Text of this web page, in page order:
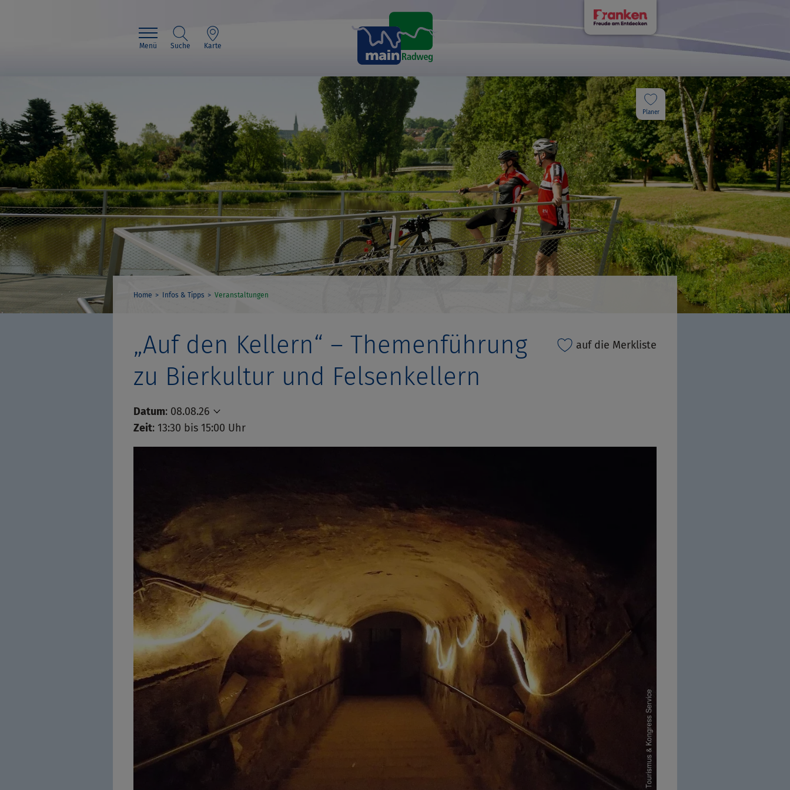
Menü Suche Karte
Planer
Home Infos & Tipps Veranstaltungen
auf die Merkliste
„Auf den Kellern“ – Themenführung
zu Bierkultur und Felsenkellern
Datum: 08.08.26
Zeit: 13:30 bis 15:00 Uhr